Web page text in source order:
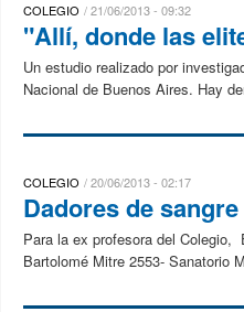
COLEGIO 21/06/2013 - 09:32
"Allí, donde las
Un estudio realizado por
Nacional de Buenos Aires. Hay
COLEGIO 20/06/2013 - 02:17
Dadores de sangre
Para la ex profesora del Colegio,
Bartolomé Mitre 2553- Sanatorio